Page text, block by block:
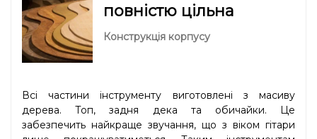
повністю цільна
Конструкція корпусу
Всі частини інструменту виготовлені з масиву
дерева. Топ, задня дека та обичайки. Це
забезпечить найкраще звучання, що з віком гітари